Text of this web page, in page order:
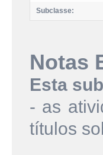
Subclasse:
Notas
Esta
- as
títulos